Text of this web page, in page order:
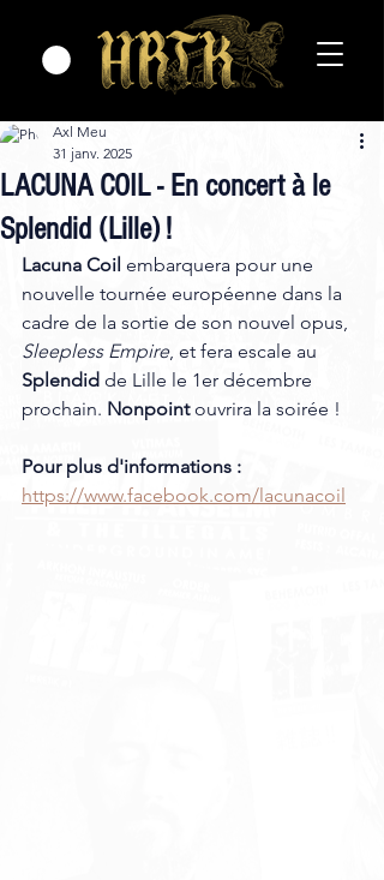
LACUNA COIL - En concert à le
Splendid (Lille) !
Axl Meu
31 janv. 2025
Lacuna Coil embarquera pour une
nouvelle tournée européenne dans la
cadre de la sortie de son nouvel opus,
Sleepless Empire, et fera escale au
Splendid de Lille le 1er décembre
prochain. Nonpoint ouvrira la soirée !
Pour plus d'informations :
https://www.facebook.com/lacunacoil